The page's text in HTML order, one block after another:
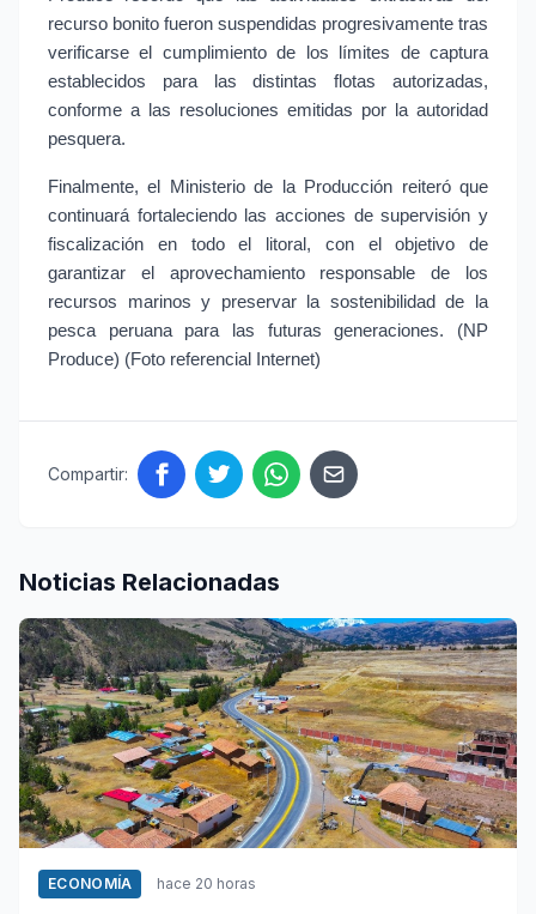
recurso bonito fueron suspendidas progresivamente tras
verificarse el cumplimiento de los límites de captura
establecidos para las distintas flotas autorizadas,
conforme a las resoluciones emitidas por la autoridad
pesquera.
Finalmente, el Ministerio de la Producción reiteró que
continuará fortaleciendo las acciones de supervisión y
fiscalización en todo el litoral, con el objetivo de
garantizar el aprovechamiento responsable de los
recursos marinos y preservar la sostenibilidad de la
pesca peruana para las futuras generaciones. (NP
Produce) (Foto referencial Internet)
Compartir:
Noticias Relacionadas
ECONOMÍA hace 20 horas